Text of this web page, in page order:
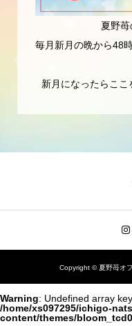
夏野
毎月新月の晩から48
新月になったらこ
Copyright ©夏野苺オ
Warning: Undefined array
/home/xs097295/ichigo-
content/themes/